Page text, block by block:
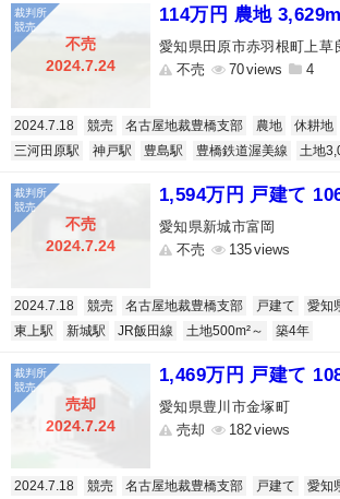
不売
2024.7.24
114万円 農地
愛知県田原市赤羽根町上草
不売
70 4
2024.7.18 競売 名古屋地裁豊橋支部 農地 休耕地
三河田原駅
神戸駅 豊島駅 豊橋鉄道渥美線 土地
不売
2024.7.24
1,594万円 戸建て
愛知県新城市富岡
不売
135
2024.7.18 競売 名古屋地裁豊橋支部 戸建て 愛知
東上駅
新城駅 JR飯田線 土地500m²～ 築4年
売却
2024.7.24
1,469万円 戸建て
愛知県豊川市金塚町
売却
182
2024.7.18 競売 名古屋地裁豊橋支部 戸建て 愛知